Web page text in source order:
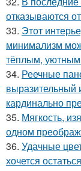
отказываются
33. Этот
минимализм
тёплым,
34. Реечные
выразительный
кардинально
35. Мягкость,
одном
36. Удачные
хочется